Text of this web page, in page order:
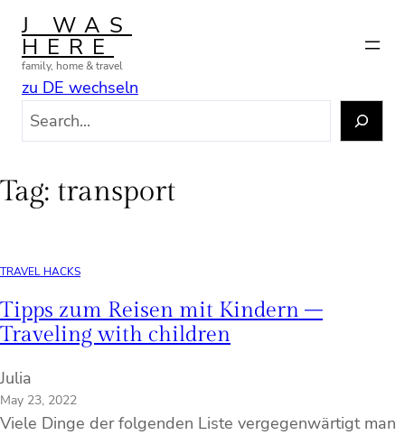
Skip
content
J WAS
HERE
family, home & travel
zu DE wechseln
c
Tag: transport
TRAVEL HACKS
Tipps zum Reisen mit Kindern –
Traveling with children
Julia
May 23, 2022
Viele Dinge der folgenden Liste vergegenwärtigt man